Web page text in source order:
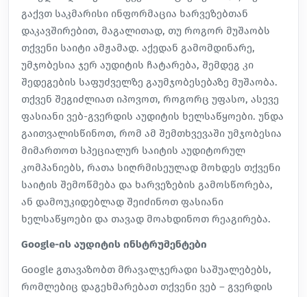
გაქვთ საკმარისი ინფორმაცია ხარვეზებთან
დაკავშირებით, მაგალითად, თუ როგორ მუშაობს
თქვენი საიტი ამჟამად. აქედან გამომდინარე,
უმჯობესია ჯერ აუდიტის ჩატარება, შემდეგ კი
შედეგების საფუძველზე გაუმჯობესებაზე მუშაობა.
თქვენ შეგიძლიათ იპოვოთ, როგორც უფასო, ასევე
ფასიანი ვებ-გვერდის აუდიტის ხელსაწყოები. უნდა
გაითვალისწინოთ, რომ ამ შემთხვევაში უმჯობესია
მიმართოთ სპეციალურ საიტის აუდიტორულ
კომპანიებს, რათა სიღრმისეულად მოხდეს თქვენი
საიტის შემოწმება და ხარვეზების გამოსწორება,
ან დამოუკიდებლად შეიძინოთ ფასიანი
ხელსაწყოები და თავად მოახდინოთ რეაგირება.
Google-ის აუდიტის ინსტრუმენტები
Google გთავაზობთ მრავალჯერადი საშუალებებს,
რომლებიც დაგეხმარებათ თქვენი ვებ – გვერდის